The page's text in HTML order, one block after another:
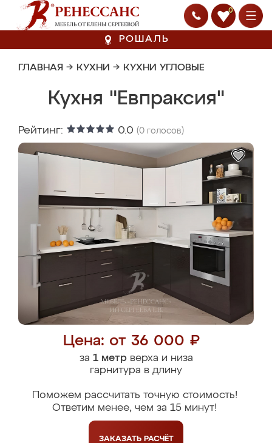
0
РОШАЛЬ
ГЛАВНАЯ → КУХНИ → КУХНИ УГЛОВЫЕ
Кухня "Евпраксия"
Рейтинг: 0.0 (0 голосов)
Цена: от 36 000 ₽
за 1 метрверха и низа
гарнитура в длину
Поможем рассчитать точную стоимость!
Ответим менее, чем за 15 минут!
ЗАКАЗАТЬ РАСЧЁТ